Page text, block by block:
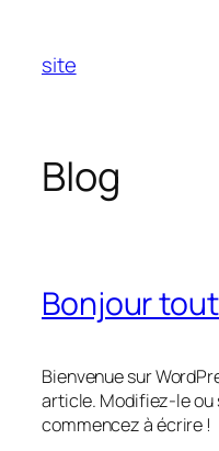
contenu
site
Blog
Bonjour
Bienvenue sur
article. Modifiez-le ou
commencez à écrire !